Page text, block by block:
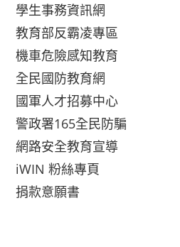
學生事務資訊網
教育部反霸凌專區
機車危險感知教育
全民國防教育網
國軍人才招募中心
警政署165全民防騙
網路安全教育宣導
iWIN 粉絲專頁
捐款意願書